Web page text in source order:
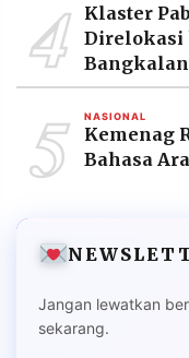
4
Klaster
Direlokasi
Bangkalan
5 NASIONAL
Kemenag
Bahasa
Jangan lewatkan
sekarang.